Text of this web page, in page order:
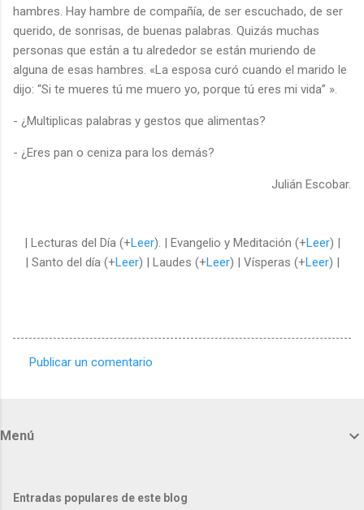
hambres. Hay hambre de compañía, de ser escuchado, de ser
querido, de sonrisas, de buenas palabras. Quizás muchas
personas que están a tu alrededor se están muriendo de
alguna de esas hambres. «La esposa curó cuando el marido le
dijo: “Si te mueres tú me muero yo, porque tú eres mi vida” ».
- ¿Multiplicas palabras y gestos que alimentas?
- ¿Eres pan o ceniza para los demás?
Julián Escobar.
| Lecturas del Día (+Leer). | Evangelio y Meditación (+Leer) |
| Santo del día (+Leer) | Laudes (+Leer) | Vísperas (+Leer) |
t
Publicar un comentario
Menú
Entradas populares de este blog